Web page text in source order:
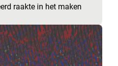
raakte in het maken